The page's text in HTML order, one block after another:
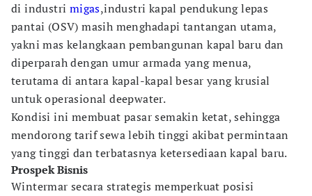
di industri migas,industri kapal pendukung lepas
pantai (OSV) masih menghadapi tantangan utama,
yakni mas kelangkaan pembangunan kapal baru dan
diperparah dengan umur armada yang menua,
terutama di antara kapal-kapal besar yang krusial
untuk operasional deepwater.
Kondisi ini membuat pasar semakin ketat, sehingga
mendorong tarif sewa lebih tinggi akibat permintaan
yang tinggi dan terbatasnya ketersediaan kapal baru.
Prospek Bisnis
Wintermar secara strategis memperkuat posisi